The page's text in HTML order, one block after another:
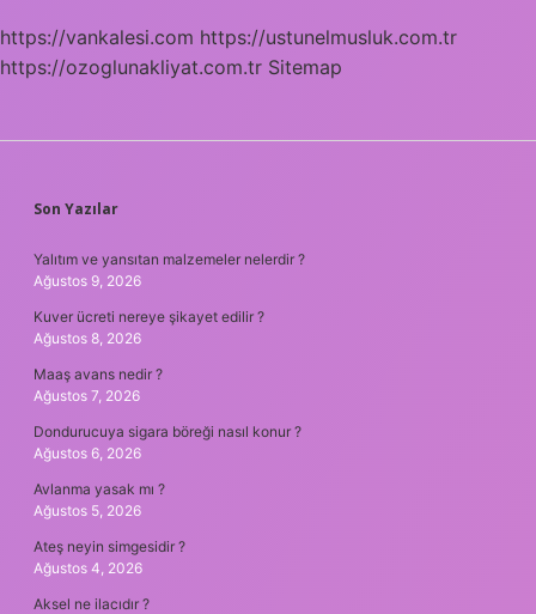
https://vankalesi.com https://ustunelmusluk.com.tr
https://ozoglunakliyat.com.tr Sitemap
SIDEBAR
Son Yazılar
Yalıtım ve yansıtan malzemeler nelerdir ?
Ağustos 9, 2026
Kuver ücreti nereye şikayet edilir ?
Ağustos 8, 2026
Maaş avans nedir ?
Ağustos 7, 2026
Dondurucuya sigara böreği nasıl konur ?
Ağustos 6, 2026
Avlanma yasak mı ?
Ağustos 5, 2026
Ateş neyin simgesidir ?
Ağustos 4, 2026
Aksel ne ilacıdır ?